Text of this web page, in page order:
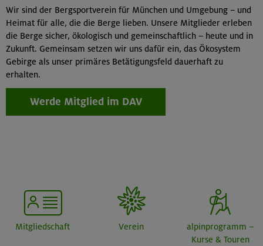
Wir sind der Bergsportverein für München und Umgebung – und
Heimat für alle, die die Berge lieben. Unsere Mitglieder erleben
die Berge sicher, ökologisch und gemeinschaftlich – heute und in
Zukunft. Gemeinsam setzen wir uns dafür ein, das Ökosystem
Gebirge als unser primäres Betätigungsfeld dauerhaft zu
erhalten.
Werde Mitglied im DAV
Mitgliedschaft Verein
alpinprogramm –
Kurse & Touren